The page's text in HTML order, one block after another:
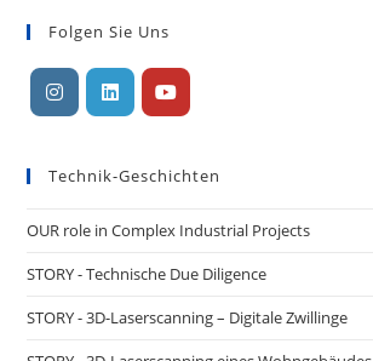
Folgen Sie Uns
einer
neuen
neuen
neuen
Technik-Geschichten
OUR role in Complex Industrial Projects
STORY - Technische Due Diligence
STORY - 3D-Laserscanning – Digitale Zwillinge